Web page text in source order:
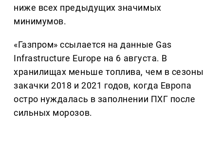
ниже всех предыдущих значимых
минимумов.
«Газпром» ссылается на данные Gas
Infrastructure Europe на 6 августа. В
хранилищах меньше топлива, чем в сезоны
закачки 2018 и 2021 годов, когда Европа
остро нуждалась в заполнении ПХГ после
сильных морозов.